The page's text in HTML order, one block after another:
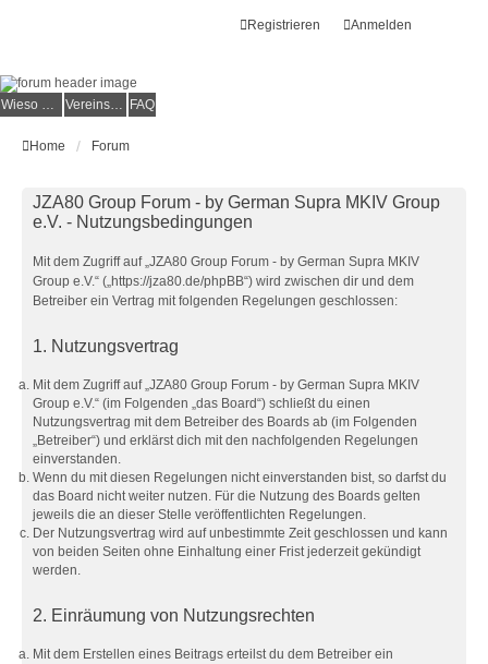
Anmelden
Registrieren
Wieso der e.V.? Vereinsmitglied werden FAQ
Home Forum
JZA80 Group Forum - by German Supra MKIV Group
e.V. - Nutzungsbedingungen
Mit dem Zugriff auf „JZA80 Group Forum - by German Supra MKIV
Group e.V.“ („https://jza80.de/phpBB“) wird zwischen dir und dem
Betreiber ein Vertrag mit folgenden Regelungen geschlossen:
1. Nutzungsvertrag
Mit dem Zugriff auf „JZA80 Group Forum - by German Supra MKIV
Group e.V.“ (im Folgenden „das Board“) schließt du einen
Nutzungsvertrag mit dem Betreiber des Boards ab (im Folgenden
„Betreiber“) und erklärst dich mit den nachfolgenden Regelungen
einverstanden.
Wenn du mit diesen Regelungen nicht einverstanden bist, so darfst du
das Board nicht weiter nutzen. Für die Nutzung des Boards gelten
jeweils die an dieser Stelle veröffentlichten Regelungen.
Der Nutzungsvertrag wird auf unbestimmte Zeit geschlossen und kann
von beiden Seiten ohne Einhaltung einer Frist jederzeit gekündigt
werden.
2. Einräumung von Nutzungsrechten
Mit dem Erstellen eines Beitrags erteilst du dem Betreiber ein